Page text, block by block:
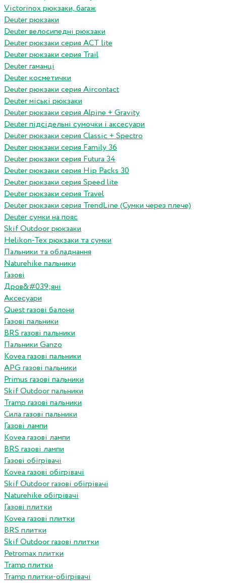
Victorinox рюкзаки, багаж
Deuter рюкзаки
Deuter велосипедні рюкзаки
Deuter рюкзаки серия ACT lite
Deuter рюкзаки серия Trail
Deuter гаманці
Deuter косметички
Deuter рюкзаки серия Aircontact
Deuter міські рюкзаки
Deuter рюкзаки серия Alpine + Gravity
Deuter підсідельні сумочки і аксесуари
Deuter рюкзаки серия Classic + Spectro
Deuter рюкзаки серия Family 36
Deuter рюкзаки серия Futura 34
Deuter рюкзаки серия Hip Packs 30
Deuter рюкзаки серия Speed lite
Deuter рюкзаки серия Travel
Deuter рюкзаки серия TrendLine (Сумки через плече)
Deuter сумки на пояс
Skif Outdoor рюкзаки
Helikon-Tex рюкзаки та сумки
Пальники та обладнання
Naturehike пальники
Газові
Дров&#039;яні
Аксесуари
Quest газові балони
Газові пальники
BRS газові пальники
Пальники Ganzo
Kovea газові пальники
APG газові пальники
Primus газові пальники
Skif Outdoor пальники
Tramp газові пальники
Сила газові пальники
Газові лампи
Kovea газові лампи
BRS газові лампи
Газові обігрівачі
Kovea газові обігрівачі
Skif Outdoor газові обігрівачі
Naturehike обігрівачі
Газові плитки
Kovea газові плитки
BRS плитки
Skif Outdoor газові плитки
Petromax плитки
Tramp плитки
Tramp плитки-обігрівачі